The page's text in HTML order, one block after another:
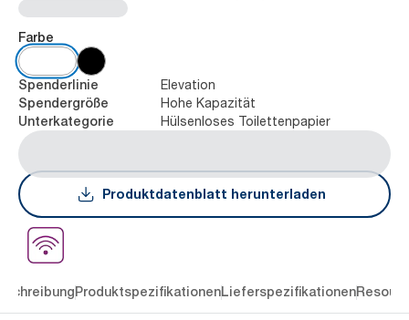
Farbe
Spenderlinie Elevation
Spendergröße Hohe Kapazität
Unterkategorie Hülsenloses Toilettenpapier
Produktdatenblatt herunterladen
ProduktspezifikationenLieferspezifikationen